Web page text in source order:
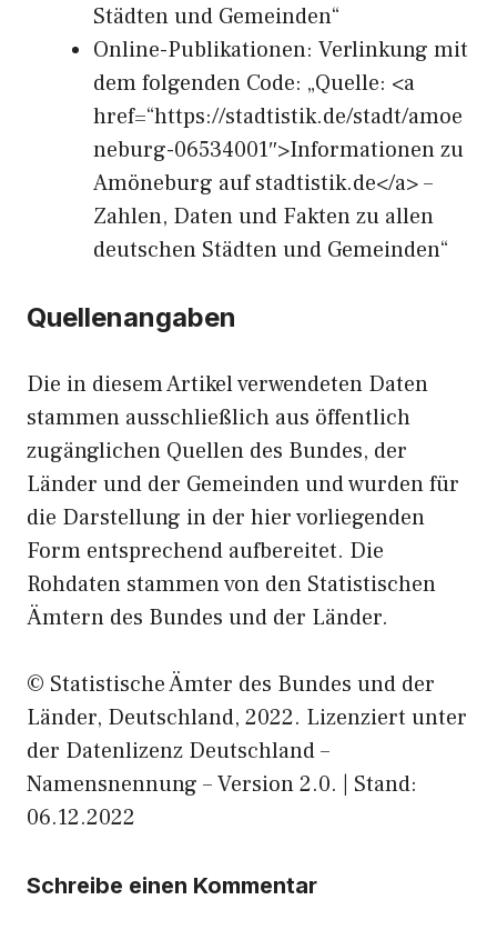
Städten und Gemeinden“
Online-Publikationen: Verlinkung mit
dem folgenden Code: „Quelle: <a
href=“https://stadtistik.de/stadt/amoe
neburg-06534001″>Informationen zu
Amöneburg auf stadtistik.de</a> –
Zahlen, Daten und Fakten zu allen
deutschen Städten und Gemeinden“
Quellenangaben
Die in diesem Artikel verwendeten Daten
stammen ausschließlich aus öffentlich
zugänglichen Quellen des Bundes, der
Länder und der Gemeinden und wurden für
die Darstellung in der hier vorliegenden
Form entsprechend aufbereitet. Die
Rohdaten stammen von den Statistischen
Ämtern des Bundes und der Länder.
© Statistische Ämter des Bundes und der
Länder, Deutschland, 2022. Lizenziert unter
der Datenlizenz Deutschland –
Namensnennung – Version 2.0. | Stand:
06.12.2022
Schreibe einen Kommentar